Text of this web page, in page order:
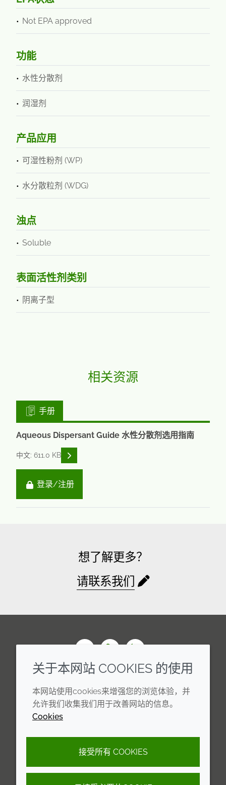
Not EPA approved
功能
水性分散剂
润湿剂
产品应用
可湿性粉剂 (WP)
水分散粒剂 (WDG)
浊点
Soluble
表面活性剂类别
阴离子型
相关资源
手册
Aqueous Dispersant Guide 水性分散剂选用指南
中文: 611.0 KB READ DESCRIPTIONS
登录/注册
想了解更多？
请联系我们
企业
年度报告
可持续发展报告
禾大集团
法律信息
条款和条件
隐私政策
可访问性声明
关于本网站 COOKIES 的使用
本网站使用cookies来增强您的浏览体验，并
允许我们收集我们用于改善网站的信息。
Cookies
接受所有 COOKIES